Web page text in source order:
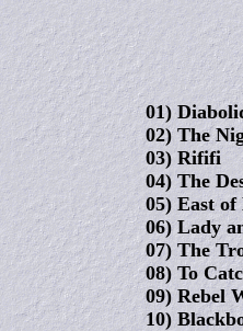
01)
02) The
03) Rififi
04) The
05) East of
06) Lady
07) The
08) To
09) Rebel
10)